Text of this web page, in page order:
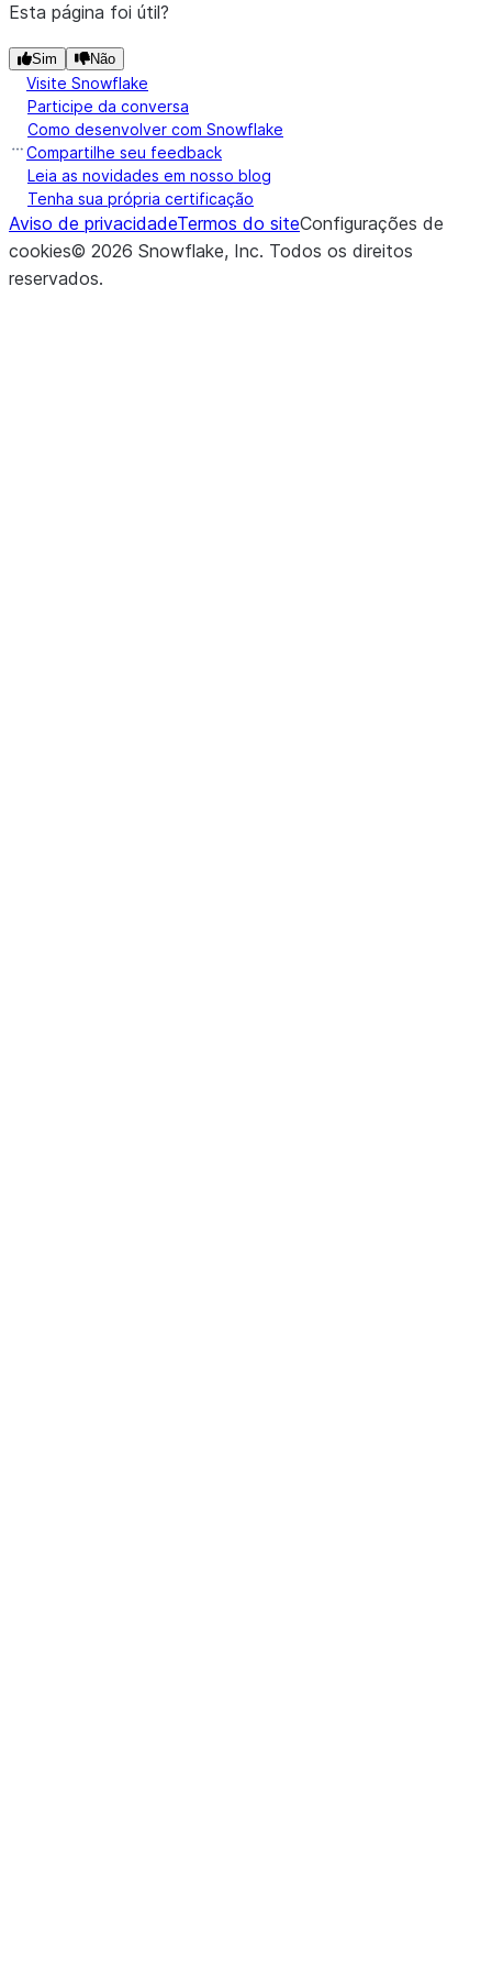
Esta página foi útil?
Sim Não
Visite Snowflake
Participe da conversa
Como desenvolver com Snowflake
Compartilhe seu feedback
Leia as novidades em nosso blog
Tenha sua própria certificação
Aviso de privacidadeTermos do siteConfigurações de
cookies© 2026 Snowflake, Inc. Todos os direitos
reservados.